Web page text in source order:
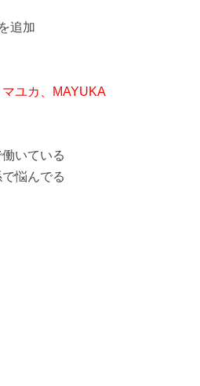
追加
ユカ、MAYUKA
いている
悩んでる